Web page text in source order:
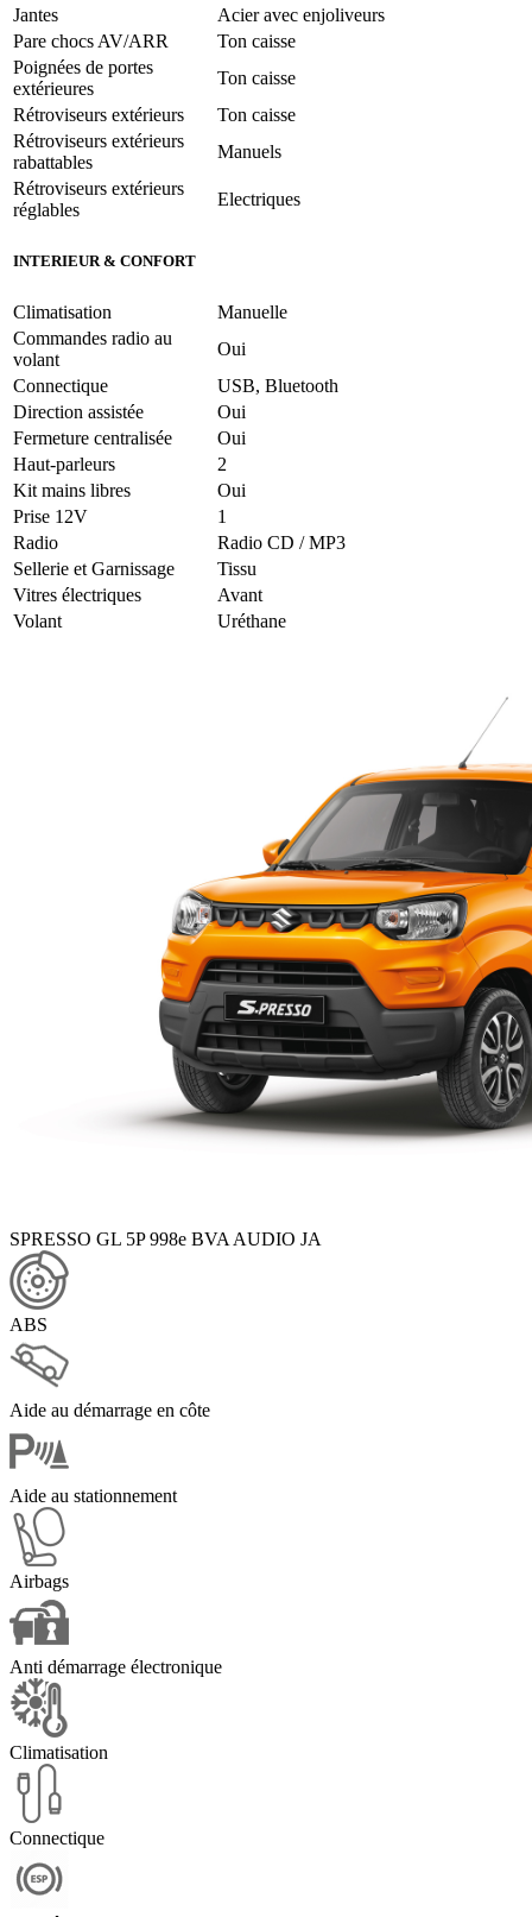
Jantes
Acier avec enjoliveurs
Pare chocs AV/ARR
Ton caisse
Poignées de portes
extérieures
Ton caisse
Rétroviseurs extérieurs
Ton caisse
Rétroviseurs extérieurs
rabattables
Manuels
Rétroviseurs extérieurs
réglables
Electriques
INTERIEUR & CONFORT
Climatisation
Manuelle
Commandes radio au
volant
Oui
Connectique
USB, Bluetooth
Direction assistée
Oui
Fermeture centralisée
Oui
Haut-parleurs
2
Kit mains libres
Oui
Prise 12V
1
Radio
Radio CD / MP3
Sellerie et Garnissage
Tissu
Vitres électriques
Avant
Volant
Uréthane
SPRESSO GL 5P 998e BVA AUDIO JA
ABS
Aide au démarrage en côte
Aide au stationnement
Airbags
Anti démarrage électronique
Climatisation
Connectique